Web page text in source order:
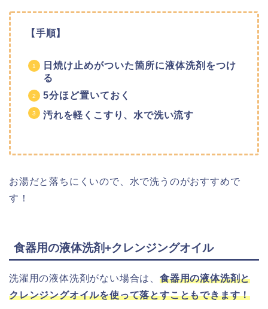
【手順】
日焼け止めがついた箇所に液体洗剤をつけ
る
5分ほど置いておく
汚れを軽くこすり、水で洗い流す
お湯だと落ちにくいので、水で洗うのがおすすめで
す！
食器用の液体洗剤+クレンジングオイル
洗濯用の液体洗剤がない場合は、 食器用の液体洗剤と
クレンジングオイルを使って落とすこともできます！